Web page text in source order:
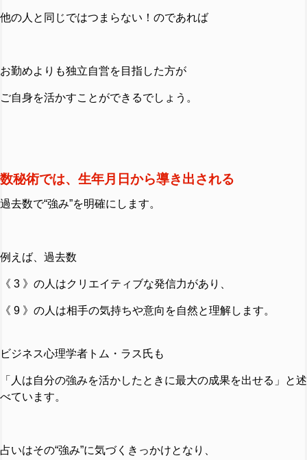
他の人と同じではつまらない！のであれば
お勤めよりも独立自営を目指した方が
ご自身を活かすことができるでしょう。
数秘術では、生年月日から導き出される
過去数で“強み”を明確にします。
例えば、過去数
《 3 》の人はクリエイティブな発信力があり、
《 9 》の人は相手の気持ちや意向を自然と理解します。
ビジネス心理学者トム・ラス氏も
「人は自分の強みを活かしたときに最大の成果を出せる」と述
べています。
占いはその“強み”に気づくきっかけとなり、